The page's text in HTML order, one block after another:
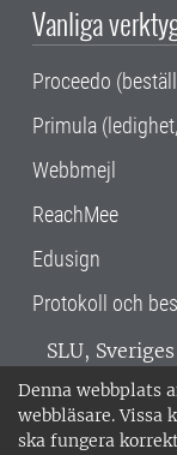
Denna webbplats
webbläsare. Vissa
ska fungera
Vanliga
Proceedo
Primula
Webbmejl
ReachMee
Edusign
Protokoll och
SLU,
verksamhet
Alnarp,